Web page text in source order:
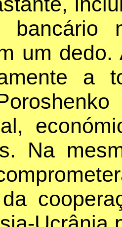
bancário
um
a
Na